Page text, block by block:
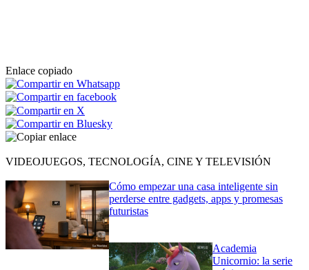
Enlace copiado
VIDEOJUEGOS, TECNOLOGÍA, CINE Y TELEVISIÓN
Cómo empezar una casa inteligente sin
perderse entre gadgets, apps y promesas
futuristas
Academia
Unicornio: la serie